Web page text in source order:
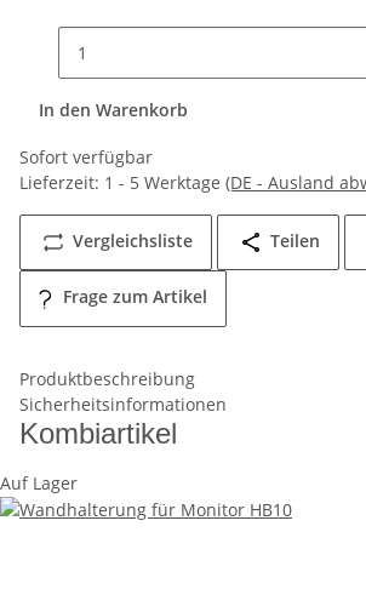
In den Warenkorb
Sofort verfügbar
Lieferzeit: 1 - 5 Werktage (DE - Ausland
Vergleichsliste Teilen
Frage zum Artikel
Produktbeschreibung
Sicherheitsinformationen
Kombiartikel
Auf Lager